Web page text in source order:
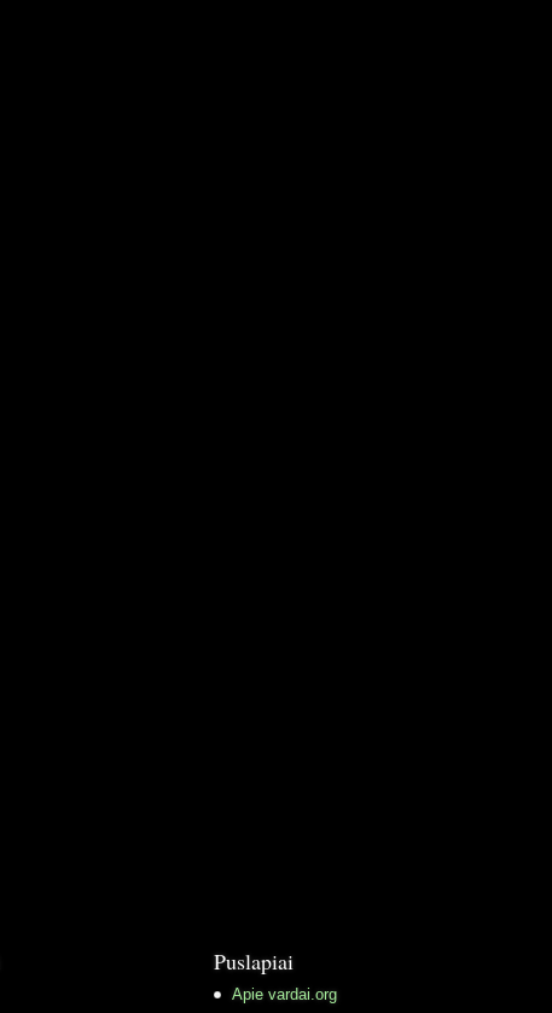
Puslapiai
Apie vardai.org